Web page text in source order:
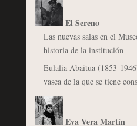
El Sereno
Las nuevas salas en el
historia de la institución
Eulalia Abaitua (1853-
vasca de la que se tiene
Eva Vera Martín